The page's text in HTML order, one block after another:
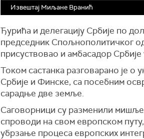
Извештај Миљане Вранић
Ђурића и делегацију Србије по
председник Спољнополитичког
присуствовао и амбасадор
Током састанка разговарано је о
Србије и Финске, са посебним
сарадње две земље.
Саговорници су разменили
спроводи на свом европском
убрзање процеса европских